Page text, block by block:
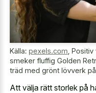
Källa: pexels.com Positiv
smeker fluffig Golden
träd med grönt lövverk
Att välja rätt storlek på